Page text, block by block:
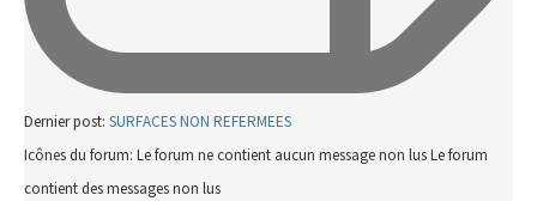
Dernier post: SURFACES NON REFERMEES
Icônes du forum: Le forum ne contient aucun message non lusLe forum
contient des messages non lus